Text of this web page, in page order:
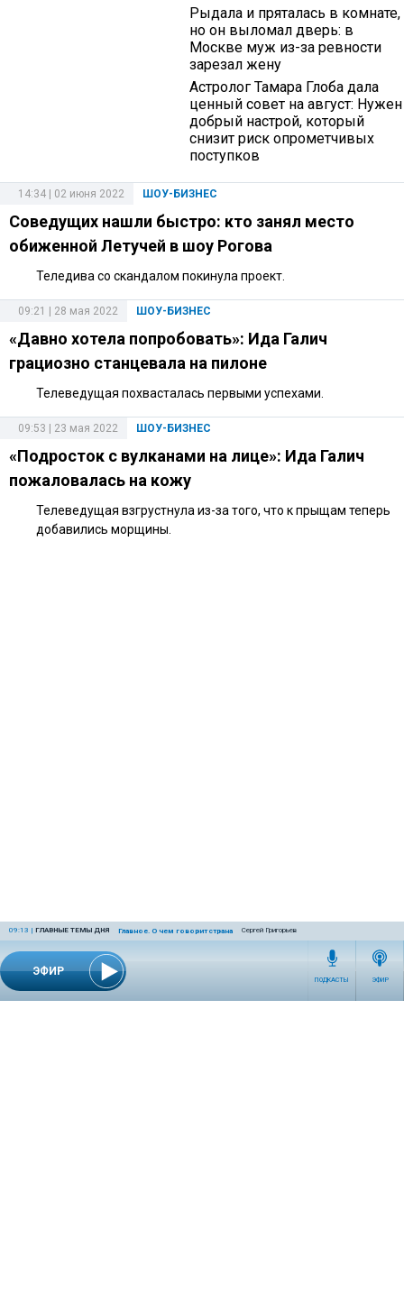
ЭФИР
09:13 | ГЛАВНЫЕ ТЕМЫ ДНЯ Главное. О чем говорит страна Сергей Григорьев
ПОДКАСТЫ ЭФИР
Рыдала и пряталась в комнате,
но он выломал дверь: в
Москве муж из-за ревности
зарезал жену
Астролог Тамара Глоба дала
ценный совет на август: Нужен
добрый настрой, который
снизит риск опрометчивых
поступков
ШОУ-БИЗНЕС
14:34 | 02 июня 2022
Соведущих нашли быстро: кто занял место
обиженной Летучей в шоу Рогова
Теледива со скандалом покинула проект.
ШОУ-БИЗНЕС
09:21 | 28 мая 2022
«Давно хотела попробовать»: Ида Галич
грациозно станцевала на пилоне
Телеведущая похвасталась первыми успехами.
ШОУ-БИЗНЕС
09:53 | 23 мая 2022
«Подросток с вулканами на лице»: Ида Галич
пожаловалась на кожу
Телеведущая взгрустнула из-за того, что к прыщам теперь
добавились морщины.